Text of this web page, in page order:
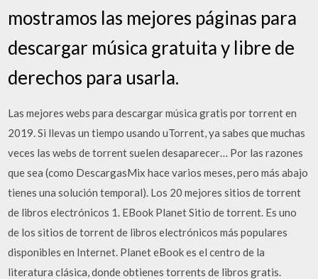
mostramos las mejores páginas para
descargar música gratuita y libre de
derechos para usarla.
Las mejores webs para descargar música gratis por torrent en
2019. Si llevas un tiempo usando uTorrent, ya sabes que muchas
veces las webs de torrent suelen desaparecer… Por las razones
que sea (como DescargasMix hace varios meses, pero más abajo
tienes una solución temporal). Los 20 mejores sitios de torrent
de libros electrónicos 1. EBook Planet Sitio de torrent. Es uno
de los sitios de torrent de libros electrónicos más populares
disponibles en Internet. Planet eBook es el centro de la
literatura clásica, donde obtienes torrents de libros gratis.